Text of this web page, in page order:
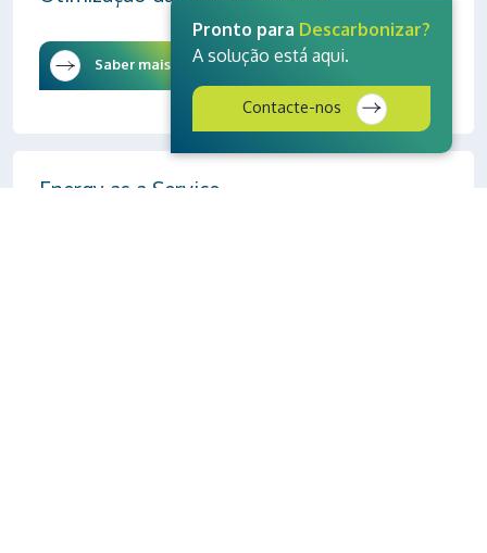
Saber mais
Energy as a Service
Pronto para Descarbonizar?
A solução está aqui.
Contacte-nos